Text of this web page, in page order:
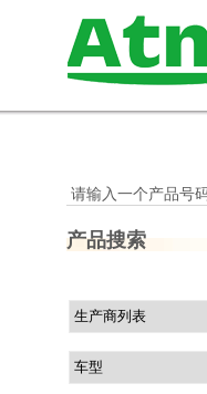
请输入一个产品号
产品搜索